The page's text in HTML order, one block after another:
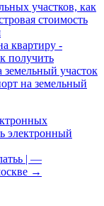
участков, как
стоимость
квартиру -
получить
земельный участок
на земельный
электронный
| —
→